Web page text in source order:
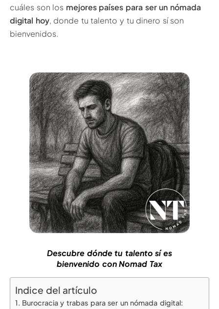
cuáles son los mejores países para ser un nómada
digital hoy, donde tu talento y tu dinero sí son
bienvenidos.
Descubre dónde tu talento sí es
bienvenido con Nomad Tax
Indice del artículo
Burocracia y trabas para ser un nómada digital: